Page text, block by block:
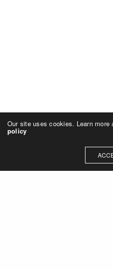
Our site uses cookies. Learn more
policy